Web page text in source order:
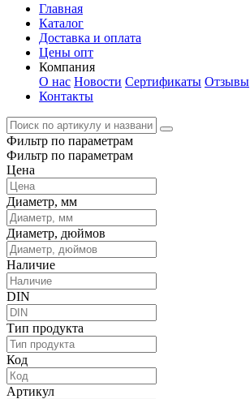
Главная
Каталог
Доставка и оплата
Цены опт
Компания
О нас Новости Сертификаты Отзывы
Контакты
Фильтр по параметрам
Фильтр по параметрам
Цена
Диаметр, мм
Диаметр, дюймов
Наличие
DIN
Тип продукта
Код
Артикул